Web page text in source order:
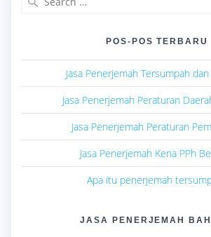
POS-POS TERBARU
Jasa Penerjemah Tersumpah
Jasa Penerjemah Peraturan
Jasa Penerjemah Peraturan
Jasa Penerjemah Kena PPh
Apa itu penerjemah
JASA PENERJEMAH